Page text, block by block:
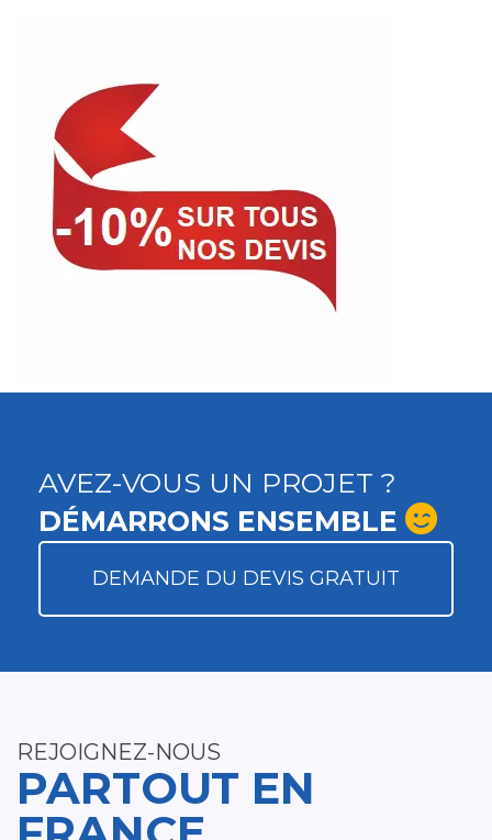
AVEZ-VOUS UN PROJET ?
DÉMARRONS ENSEMBLE
DEMANDE DU DEVIS GRATUIT
REJOIGNEZ-NOUS
PARTOUT EN